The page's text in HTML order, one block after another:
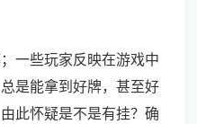
一些玩家反映在游戏中
是能拿到好牌，甚至好
此怀疑是不是有挂？确